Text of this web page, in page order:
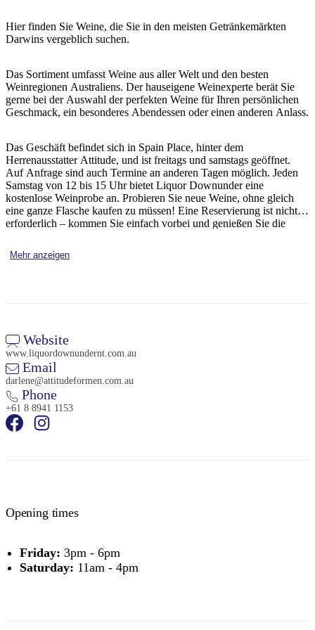
up
Hier finden Sie Weine, die Sie in den meisten Getränkemärkten
Darwins vergeblich suchen.
Das Sortiment umfasst Weine aus aller Welt und den besten
Weinregionen Australiens. Der hauseigene Weinexperte berät Sie
gerne bei der Auswahl der perfekten Weine für Ihren persönlichen
Geschmack, ein besonderes Abendessen oder einen anderen Anlass.
Das Geschäft befindet sich in Spain Place, hinter dem
Herrenausstatter Attitude, und ist freitags und samstags geöffnet.
Auf Anfrage sind auch Termine an anderen Tagen möglich. Jeden
Samstag von 12 bis 15 Uhr bietet Liquor Downunder eine
kostenlose Weinprobe an. Probieren Sie neue Weine, ohne gleich
eine ganze Flasche kaufen zu müssen! Eine Reservierung ist nicht
erforderlich – kommen Sie einfach vorbei und genießen Sie die
Mehr anzeigen
Website
www.liquordownundernt.com.au
Email
darlene@attitudeformen.com.au
Phone
+61 8 8941 1153
Opening times
Friday: 3pm - 6pm
Saturday: 11am - 4pm